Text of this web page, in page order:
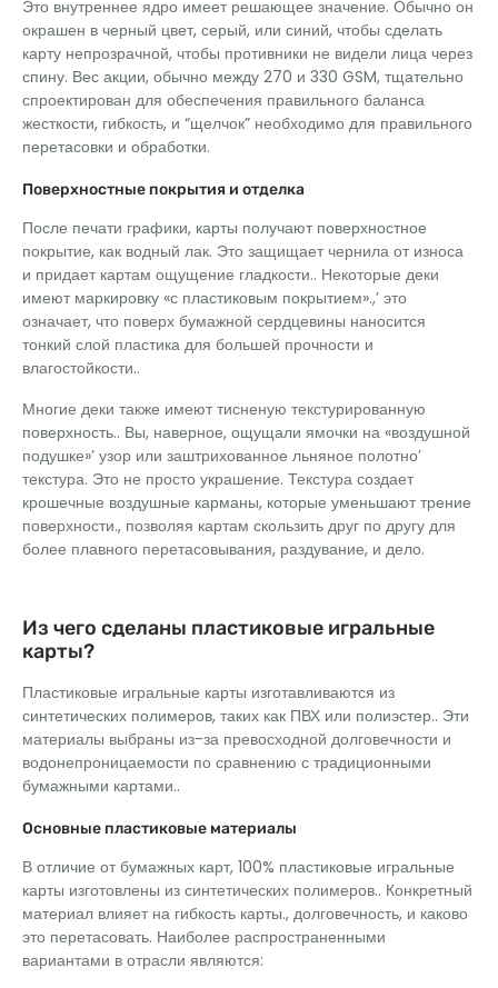
Это внутреннее ядро ​​имеет решающее значение. Обычно он
окрашен в черный цвет, серый, или синий, чтобы сделать
карту непрозрачной, чтобы противники не видели лица через
спину. Вес акции, обычно между 270 и 330 GSM, тщательно
спроектирован для обеспечения правильного баланса
жесткости, гибкость, и “щелчок” необходимо для правильного
перетасовки и обработки.
Поверхностные покрытия и отделка
После печати графики, карты получают поверхностное
покрытие, как водный лак. Это защищает чернила от износа
и придает картам ощущение гладкости.. Некоторые деки
имеют маркировку «с пластиковым покрытием».,’ это
означает, что поверх бумажной сердцевины наносится
тонкий слой пластика для большей прочности и
влагостойкости..
Многие деки также имеют тисненую текстурированную
поверхность.. Вы, наверное, ощущали ямочки на «воздушной
подушке»’ узор или заштрихованное льняное полотно’
текстура. Это не просто украшение. Текстура создает
крошечные воздушные карманы, которые уменьшают трение
поверхности., позволяя картам скользить друг по другу для
более плавного перетасовывания, раздувание, и дело.
Из чего сделаны пластиковые игральные
карты?
Пластиковые игральные карты изготавливаются из
синтетических полимеров, таких как ПВХ или полиэстер.. Эти
материалы выбраны из-за превосходной долговечности и
водонепроницаемости по сравнению с традиционными
бумажными картами..
Основные пластиковые материалы
В отличие от бумажных карт, 100% пластиковые игральные
карты изготовлены из синтетических полимеров.. Конкретный
материал влияет на гибкость карты., долговечность, и каково
это перетасовать. Наиболее распространенными
вариантами в отрасли являются: